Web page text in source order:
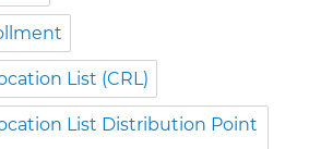
List (CRL)
List Distribution Point